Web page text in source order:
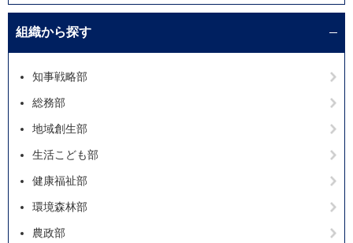
組織から探す
知事戦略部
総務部
地域創生部
生活こども部
健康福祉部
環境森林部
農政部